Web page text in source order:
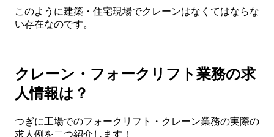
このように建築・住宅現場でクレーンはなくてはならな
い存在なのです。
クレーン・フォークリフト業務の求
人情報は？
つぎに工場でのフォークリフト・クレーン業務の実際の
求人例を二つ紹介します！